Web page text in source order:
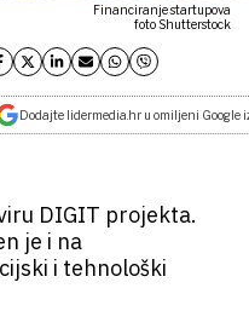
Financiranje startupova
foto Shutterstock
Dodajte lidermedia.hr u omiljeni Google
DIGIT projekta.
je i na
i tehnološki